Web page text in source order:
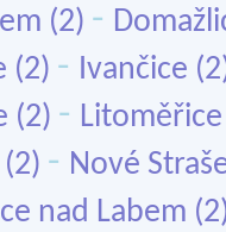
(2) -
(2) - Ivančice
(2) - Litoměřice
(2) - Nové
nad Labem